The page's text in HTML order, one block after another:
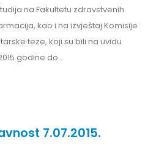
na Fakultetu zdravstvenih
kao i na izvještaj Komisije
teze, koji su bili na uvidu
godine do...
7.07.2015.